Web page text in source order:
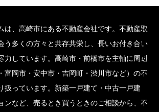
は、高崎市にある不動産会社です。不動産取
う多くの方々と共存共栄し、長いお付き合い
力しています。高崎市・前橋市を主軸に周辺
富岡市・安中市・吉岡町・渋川市など）の不
扱っています。新築一戸建て・中古一戸建
ンなど、売るとき買うときのご相談から、不
SCROLL BOTTOM